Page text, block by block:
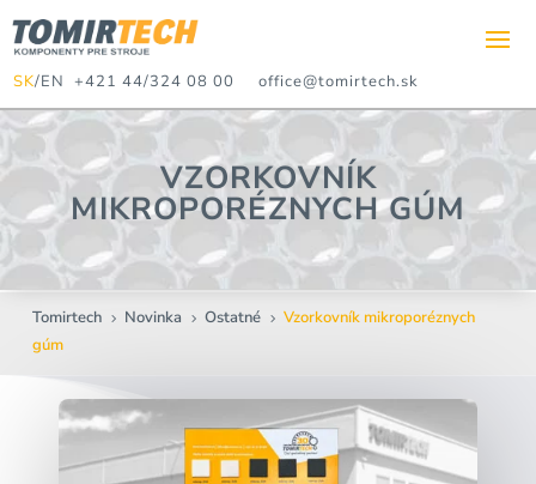
SK/EN +421 44/324 08 00 office@tomirtech.sk
VZORKOVNÍK
MIKROPORÉZNYCH GÚM
Tomirtech 5 Novinka 5 Ostatné 5 Vzorkovník mikroporéznych
gúm